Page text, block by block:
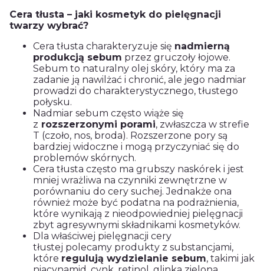
Cera tłusta – jaki kosmetyk do pielęgnacji
twarzy wybrać?
Cera tłusta charakteryzuje się nadmierną
produkcją sebum przez gruczoły łojowe.
Sebum to naturalny olej skóry, który ma za
zadanie ją nawilżać i chronić, ale jego nadmiar
prowadzi do charakterystycznego, tłustego
połysku.
Nadmiar sebum często wiąże się
z rozszerzonymi porami, zwłaszcza w strefie
T (czoło, nos, broda). Rozszerzone pory są
bardziej widoczne i mogą przyczyniać się do
problemów skórnych.
Cera tłusta często ma grubszy naskórek i jest
mniej wrażliwa na czynniki zewnętrzne w
porównaniu do cery suchej. Jednakże ona
również może być podatna na podrażnienia,
które wynikają z nieodpowiedniej pielęgnacji
zbyt agresywnymi składnikami kosmetyków.
Dla właściwej pielęgnacji cery
tłustej polecamy produkty z substancjami,
które regulują wydzielanie sebum, takimi jak